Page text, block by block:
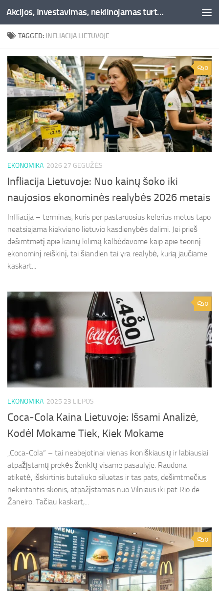
Skip to content Akcijos, Investavimas, nekilnojamas turtas, kriptovaliutos - Besociai.lt
TAGGED: INFLIACIJA LIETUVOJE
0
EKONOMIKA 2026 27 GEGUŽĖS
Infliacija Lietuvoje: Nuo kainų šoko iki
naujosios ekonominės realybės 2026 metais
Infliacija – terminas, kuris per pastaruosius kelerius metus tapo
neatsiejama kiekvieno lietuvio kasdienybės dalimi. Jei prieš
dešimtmetį apie kainų kilimą kalbėdavome kaip apie teorinį
ekonominį reiškinį, tai šiandien tai yra realybė, kurią jaučiame
kaskart...
0
EKONOMIKA 2025 23 LIEPOS
Coca-Cola Kaina Lietuvoje: Išsami Analizė,
Kodėl Mokame Tiek, Kiek Mokame
„Coca-Cola“ – tai neabejotinai vienas ikoniškiausių ir labiausiai
atpažįstamų prekės ženklų visame pasaulyje. Raudona
etiketė, išskirtinis buteliuko siluetas ir tas pats, dešimtmečius
nekintantis skonis, atpažįstamas nuo Vilniaus iki pat Rio de
Žaneiro. Tačiau kaskart,...
0